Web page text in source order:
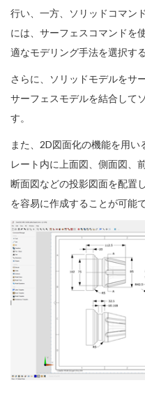
行い、一方、ソリッドコマン
には、サーフェスコマンドを
適なモデリング手法を選択す
さらに、ソリッドモデルをサ
サーフェスモデルを結合して
す。
また、2D図面化の機能を用
レート内に上面図、側面図、
断面図などの投影図面を配置
を容易に作成することが可能で